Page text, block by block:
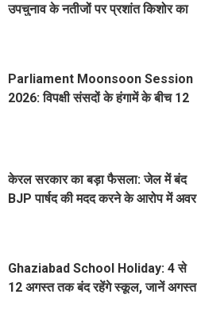
उपचुनाव के नतीजों पर प्रशांत किशोर का
Parliament Moonsoon Session
2026: विपक्षी संसदों के हंगामें के बीच 12
केरल सरकार का बड़ा फैसला: जेल में बंद
BJP पार्षद की मदद करने के आरोप में अवर
Ghaziabad School Holiday: 4 से
12 अगस्त तक बंद रहेंगे स्कूल, जानें अगस्त